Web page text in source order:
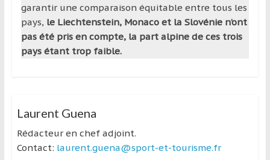
garantir une comparaison équitable entre tous les
pays, le Liechtenstein, Monaco et la Slovénie n’ont
pas été pris en compte, la part alpine de ces trois
pays étant trop faible.
Laurent Guena
Rédacteur en chef adjoint.
Contact: laurent.guena@sport-et-tourisme.fr